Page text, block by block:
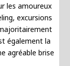
les amoureux
excursions
également la
agréable brise